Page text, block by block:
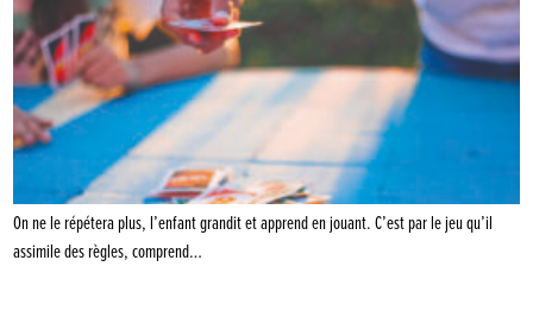
On ne le répétera plus, l’enfant grandit et apprend en jouant. C’est par le jeu qu’il
assimile des règles, comprend…